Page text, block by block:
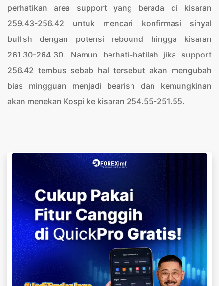
perhatikan area support yang berada di kisaran
259.43-256.42 untuk mencari konfirmasi sinyal
bullish dengan potensi rebound hingga kisaran
261.30-264.30. Namun berhati-hatilah jika support
256.42 tembus sebab hal tersebut akan mengubah
bias mingguan menjadi bearish dan kemungkinan
akan menekan Kospi ke kisaran 254.55-251.55.